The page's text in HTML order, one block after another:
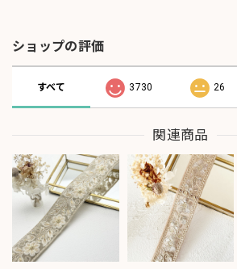
ショップの評価
すべて 3730 26
関連商品